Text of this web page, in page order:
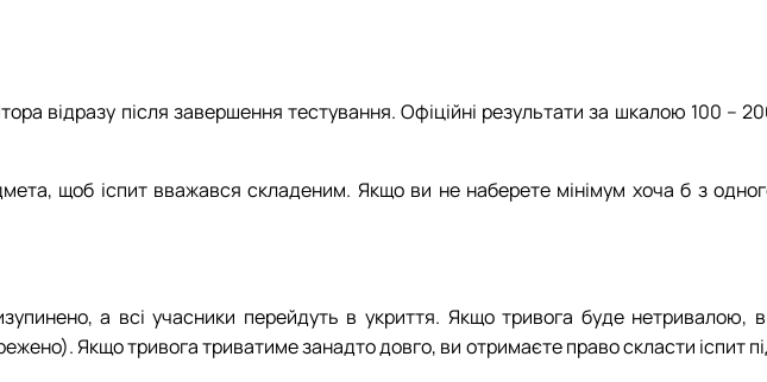
відразу після завершення тестування. Офіційні результати за шкалою 100 –
щоб іспит вважався складеним. Якщо ви не наберете мінімум хоча б з
а всі учасники перейдуть в укриття. Якщо тривога буде нетривалою,
Якщо тривога триватиме занадто довго, ви отримаєте право скласти іспит